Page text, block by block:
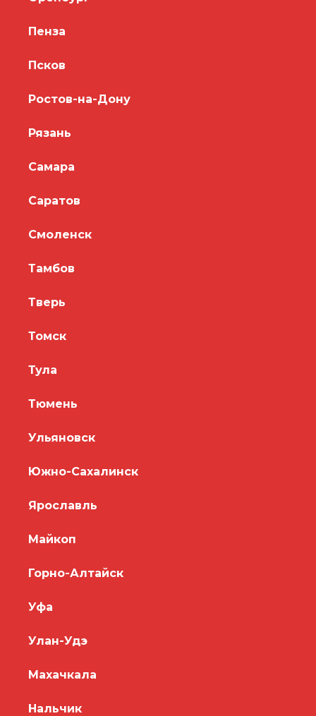
Пенза
Псков
Ростов-на-Дону
Рязань
Самара
Саратов
Смоленск
Тамбов
Тверь
Томск
Тула
Тюмень
Ульяновск
Южно-Сахалинск
Ярославль
Майкоп
Горно-Алтайск
Уфа
Улан-Удэ
Махачкала
Нальчик